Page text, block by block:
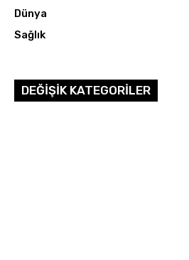
Dünya
Sağlık
DEĞİŞİK KATEGORİLER